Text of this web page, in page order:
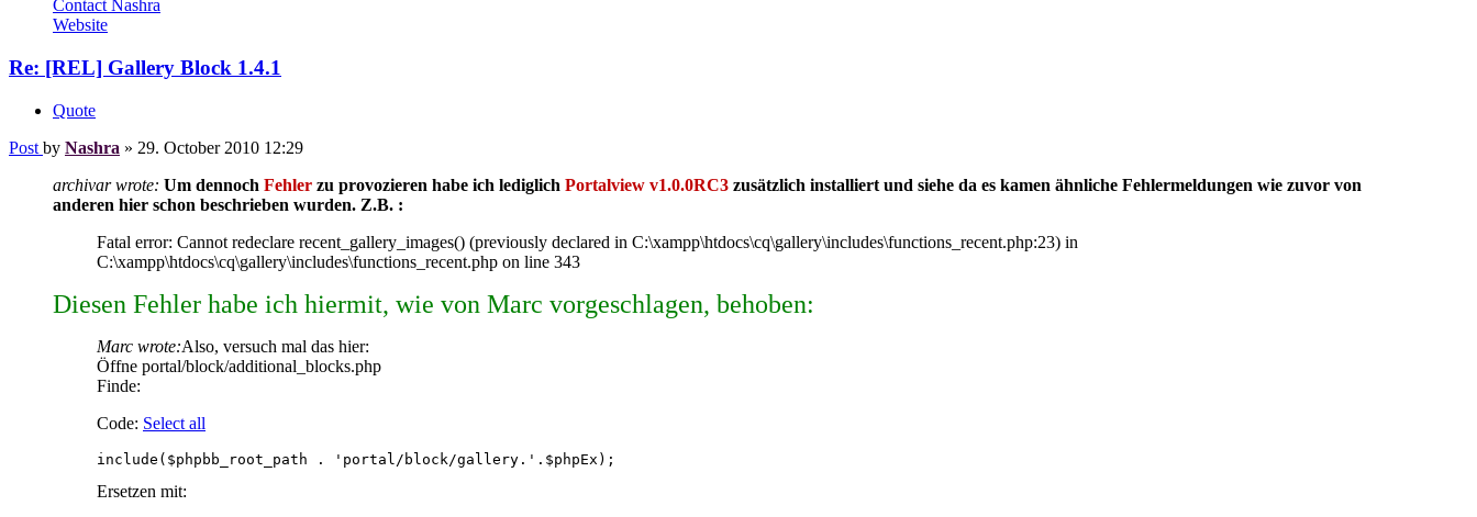
Contact Nashra
Website
Re: [REL] Gallery Block 1.4.1
Quote
Post by Nashra » 29. October 2010 12:29
archivar wrote: Um dennoch Fehler zu provozieren habe ich lediglich Portalview v1.0.0RC3 zusätzlich installiert und siehe da es kamen ähnliche Fehlermeldungen wie zuvor von
anderen hier schon beschrieben wurden. Z.B. :
Fatal error: Cannot redeclare recent_gallery_images() (previously declared in C:\xampp\htdocs\cq\gallery\includes\functions_recent.php:23) in
C:\xampp\htdocs\cq\gallery\includes\functions_recent.php on line 343
Diesen Fehler habe ich hiermit, wie von Marc vorgeschlagen, behoben:
Marc wrote:Also, versuch mal das hier:
Öffne portal/block/additional_blocks.php
Finde:
Code: Select all
include($phpbb_root_path . 'portal/block/gallery.'.$phpEx);
Ersetzen mit: